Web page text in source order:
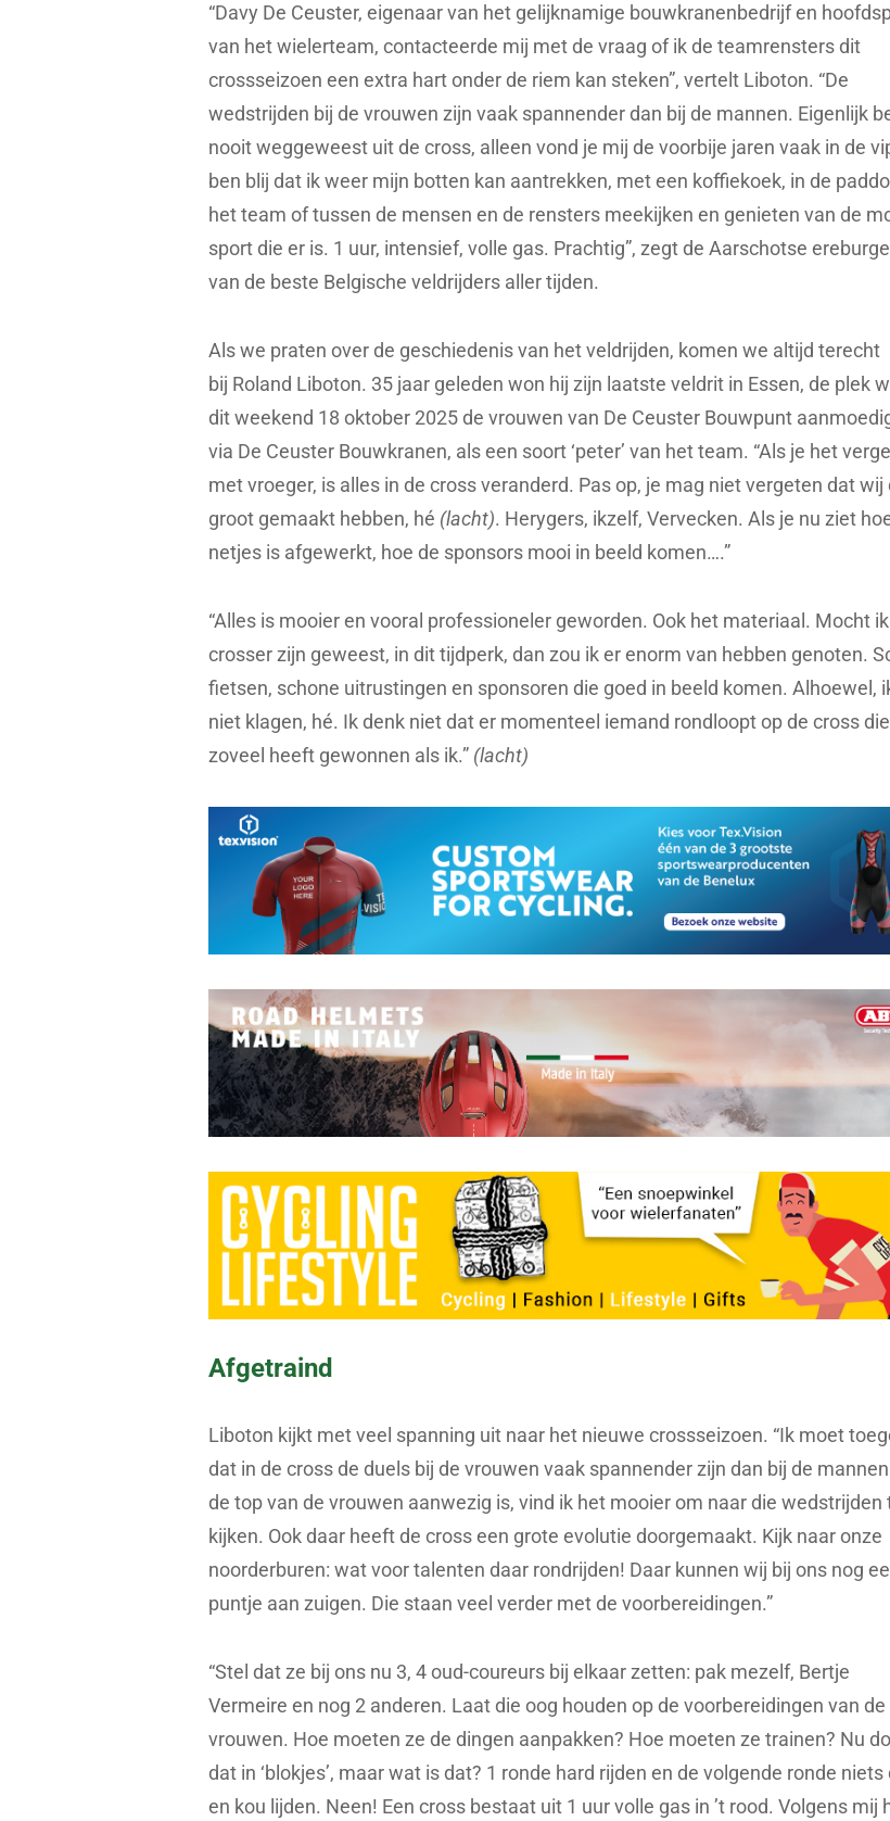
“Davy De Ceuster, eigenaar van het gelijknamige bouwkranenbedrijf en
van het wielerteam, contacteerde mij met de vraag of ik de teamrensters dit
crossseizoen een extra hart onder de riem kan steken”, vertelt Liboton. “De
wedstrijden bij de vrouwen zijn vaak spannender dan bij de mannen. Eigenlijk
nooit weggeweest uit de cross, alleen vond je mij de voorbije jaren vaak in de
ben blij dat ik weer mijn botten kan aantrekken, met een koffiekoek, in de
het team of tussen de mensen en de rensters meekijken en genieten van de
sport die er is. 1 uur, intensief, volle gas. Prachtig”, zegt de Aarschotse
van de beste Belgische veldrijders aller tijden.
Als we praten over de geschiedenis van het veldrijden, komen we altijd terecht
bij Roland Liboton. 35 jaar geleden won hij zijn laatste veldrit in Essen, de plek
dit weekend 18 oktober 2025 de vrouwen van De Ceuster Bouwpunt
via De Ceuster Bouwkranen, als een soort ‘peter’ van het team. “Als je het
met vroeger, is alles in de cross veranderd. Pas op, je mag niet vergeten dat wij
groot gemaakt hebben, hé (lacht). Herygers, ikzelf, Vervecken. Als je nu ziet
netjes is afgewerkt, hoe de sponsors mooi in beeld komen….”
“Alles is mooier en vooral professioneler geworden. Ook het materiaal. Mocht
crosser zijn geweest, in dit tijdperk, dan zou ik er enorm van hebben genoten.
fietsen, schone uitrustingen en sponsoren die goed in beeld komen. Alhoewel,
niet klagen, hé. Ik denk niet dat er momenteel iemand rondloopt op de cross die
zoveel heeft gewonnen als ik.” (lacht)
Afgetraind
Liboton kijkt met veel spanning uit naar het nieuwe crossseizoen. “Ik moet
dat in de cross de duels bij de vrouwen vaak spannender zijn dan bij de
de top van de vrouwen aanwezig is, vind ik het mooier om naar die wedstrijden
kijken. Ook daar heeft de cross een grote evolutie doorgemaakt. Kijk naar onze
noorderburen: wat voor talenten daar rondrijden! Daar kunnen wij bij ons nog
puntje aan zuigen. Die staan veel verder met de voorbereidingen.”
“Stel dat ze bij ons nu 3, 4 oud-coureurs bij elkaar zetten: pak mezelf, Bertje
Vermeire en nog 2 anderen. Laat die oog houden op de voorbereidingen van de
vrouwen. Hoe moeten ze de dingen aanpakken? Hoe moeten ze trainen? Nu
dat in ‘blokjes’, maar wat is dat? 1 ronde hard rijden en de volgende ronde niets
en kou lijden. Neen! Een cross bestaat uit 1 uur volle gas in ’t rood. Volgens mij